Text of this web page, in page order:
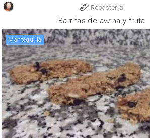
Reposteria
Barritas de avena y fruta
mantequilla